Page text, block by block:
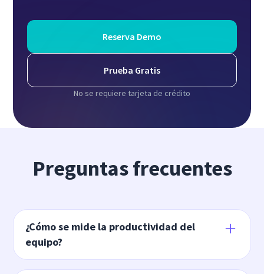
Reserva Demo
Prueba Gratis
No se requiere tarjeta de crédito
Preguntas frecuentes
¿Cómo se mide la productividad del
equipo?
Para entender cómo medir la productividad del